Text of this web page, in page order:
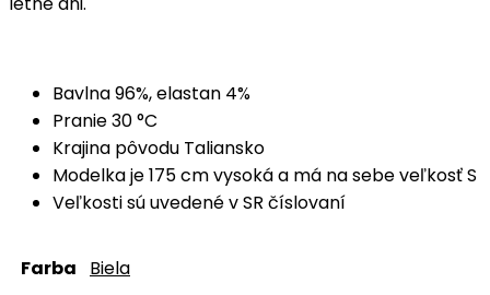
Bavlna 96%, elastan 4%
Pranie 30 °C
Krajina pôvodu Taliansko
Modelka je 175 cm vysoká a má na sebe veľkosť S
Veľkosti sú uvedené v SR číslovaní
Farba Biela